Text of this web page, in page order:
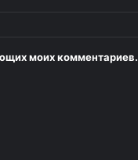
моих комментариев.